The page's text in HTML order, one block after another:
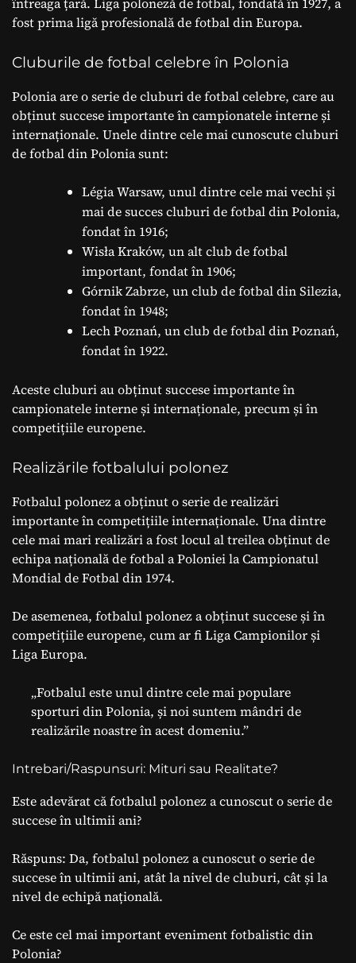
fost prima ligă profesională de fotbal din Europa.
Cluburile de fotbal celebre în Polonia
Polonia are o serie de cluburi de fotbal celebre, care au
obținut succese importante în campionatele interne și
internaționale. Unele dintre cele mai cunoscute cluburi
de fotbal din Polonia sunt:
Légia Warsaw, unul dintre cele mai vechi și
mai de succes cluburi de fotbal din Polonia,
fondat în 1916;
Wisła Kraków, un alt club de fotbal
important, fondat în 1906;
Górnik Zabrze, un club de fotbal din Silezia,
fondat în 1948;
Lech Poznań, un club de fotbal din Poznań,
fondat în 1922.
Aceste cluburi au obținut succese importante în
campionatele interne și internaționale, precum și în
competițiile europene.
Realizările fotbalului polonez
Fotbalul polonez a obținut o serie de realizări
importante în competițiile internaționale. Una dintre
cele mai mari realizări a fost locul al treilea obținut de
echipa națională de fotbal a Poloniei la Campionatul
Mondial de Fotbal din 1974.
De asemenea, fotbalul polonez a obținut succese și în
competițiile europene, cum ar fi Liga Campionilor și
Liga Europa.
„Fotbalul este unul dintre cele mai populare
sporturi din Polonia, și noi suntem mândri de
realizările noastre în acest domeniu.”
Intrebari/Raspunsuri: Mituri sau Realitate?
Este adevărat că fotbalul polonez a cunoscut o serie de
succese în ultimii ani?
Răspuns: Da, fotbalul polonez a cunoscut o serie de
succese în ultimii ani, atât la nivel de cluburi, cât și la
nivel de echipă națională.
Ce este cel mai important eveniment fotbalistic din
Polonia?